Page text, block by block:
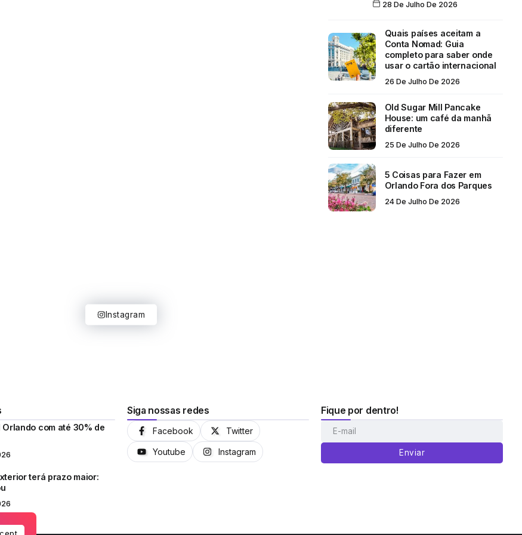
28 De Julho De 2026
Quais países aceitam a
Conta Nomad: Guia
completo para saber onde
usar o cartão internacional
26 De Julho De 2026
Old Sugar Mill Pancake
House: um café da manhã
diferente
25 De Julho De 2026
5 Coisas para Fazer em
Orlando Fora dos Parques
24 De Julho De 2026
Instagram
com até 30% de
terá prazo maior:
Siga nossas redes
Facebook Twitter
Youtube Instagram
Fique por dentro!
Enviar